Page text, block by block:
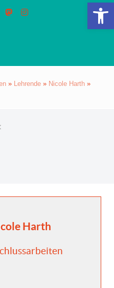
» Lehrende » Nicole Harth »
Harth